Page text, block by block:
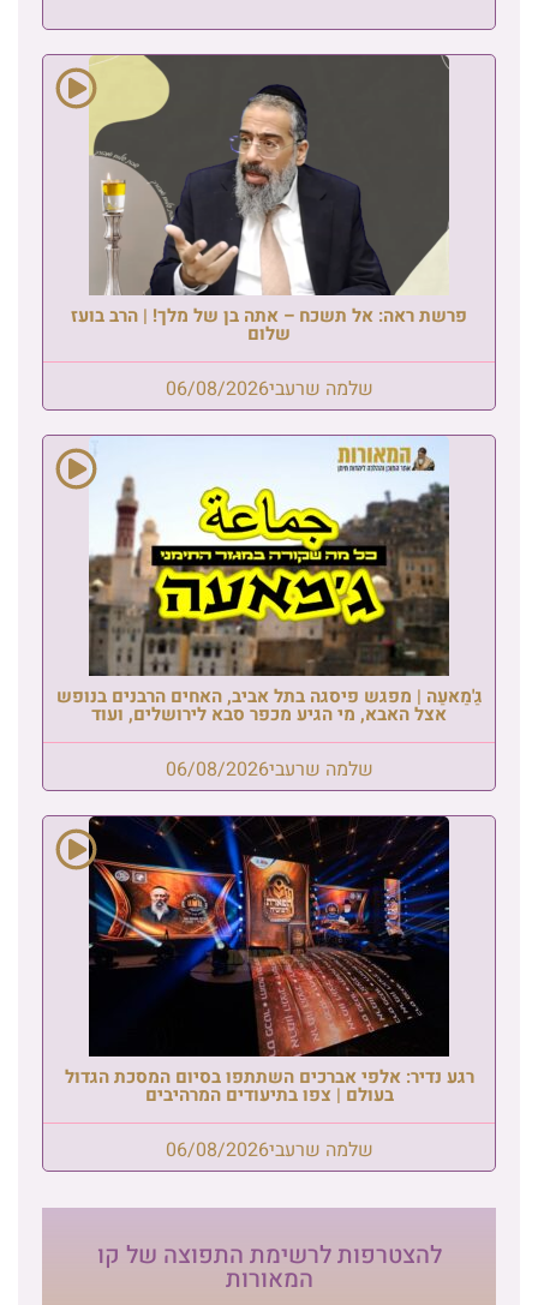
פרשת ראה: אל תשכח – אתה בן של מלך! | הרב בועז
שלום
שלמה שרעבי06/08/2026
גַ'מַאעַה | מפגש פיסגה בתל אביב, האחים הרבנים בנופש
אצל האבא, מי הגיע מכפר סבא לירושלים, ועוד
שלמה שרעבי06/08/2026
רגע נדיר: אלפי אברכים השתתפו בסיום המסכת הגדול
בעולם | צפו בתיעודים המרהיבים
שלמה שרעבי06/08/2026
להצטרפות לרשימת התפוצה של קו
המאורות